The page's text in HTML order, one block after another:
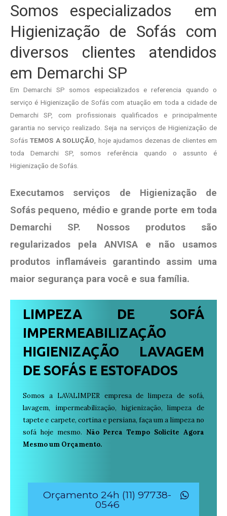
Somos especializados em
Higienização de Sofás com
diversos clientes atendidos
em Demarchi SP
Em Demarchi SP somos especializados e referencia quando o
serviço é Higienização de Sofás com atuação em toda a cidade de
Demarchi SP, com profissionais qualificados e principalmente
garantia no serviço realizado. Seja na serviços de Higienização de
SofásTEMOS A SOLUÇÃO , hoje ajudamos dezenas de clientes em
toda Demarchi SP, somos referência quando o assunto é
Higienização de Sofás.
Executamos serviços de Higienização de
Sofás pequeno, médio e grande porte em toda
Demarchi SP. Nossos produtos são
regularizados pela ANVISA e não usamos
produtos inflamáveis garantindo assim uma
maior segurança para você e sua família.
LIMPEZA DE SOFÁ
IMPERMEABILIZAÇÃO
HIGIENIZAÇÃO LAVAGEM
DE SOFÁS E ESTOFADOS
Somos a LAVALIMPER empresa de limpeza de sofá,
lavagem, impermeabilização, higienização, limpeza de
tapete e carpete, cortina e persiana, faça um a limpeza no
sofá hoje mesmo. Não Perca Tempo Solicite Agora
Mesmo um Orçamento.
Orçamento 24h (11) 97738-
0546